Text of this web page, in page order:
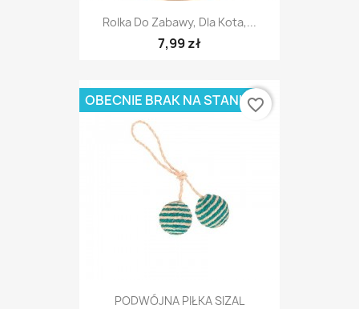
Rolka Do Zabawy, Dla Kota,...
7,99 zł
PODWÓJNA PIŁKA SIZAL
OBECNIE BRAK NA STANIEfavorite_border